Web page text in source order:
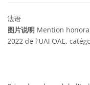
法语
图片说明 Mention
2022 de l'UAI OAE,